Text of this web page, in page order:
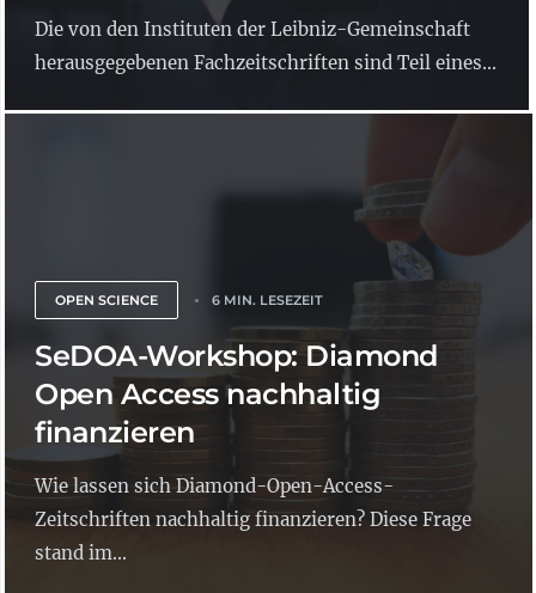
Die von den Instituten der Leibniz-Gemeinschaft
herausgegebenen Fachzeitschriften sind Teil eines...
OPEN SCIENCE 6 MIN. LESEZEIT
SeDOA-Workshop: Diamond
Open Access nachhaltig
finanzieren
Wie lassen sich Diamond-Open-Access-
Zeitschriften nachhaltig finanzieren? Diese Frage
stand im...